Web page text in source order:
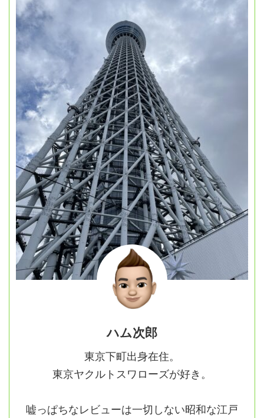
ハム次郎
東京下町出身在住。
東京ヤクルトスワローズが好き。
嘘っぱちなレビューは一切しない昭和な江戸